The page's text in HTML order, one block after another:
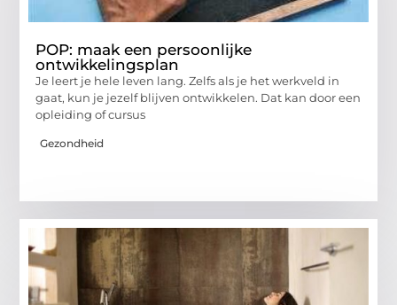
POP: maak een persoonlijke
ontwikkelingsplan
Je leert je hele leven lang. Zelfs als je het werkveld in
gaat, kun je jezelf blijven ontwikkelen. Dat kan door een
opleiding of cursus
Gezondheid